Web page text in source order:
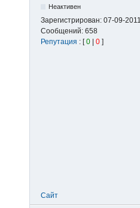
Неактивен
Зарегистрирован: 07-09-2011
Сообщений: 658
Репутация : [0 | 0 ]
Сайт